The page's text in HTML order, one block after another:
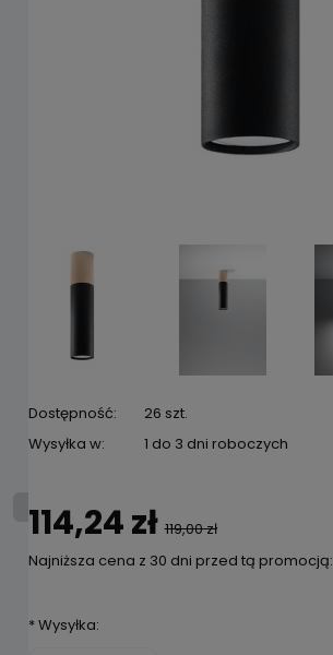
Dostępność:
26 szt.
Wysyłka w:
1 do 3 dni roboczych
114,24 zł 119,00 zł
Najniższa cena z 30 dni przed tą promocją:
*Wysyłka: